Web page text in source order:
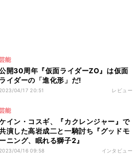
能
開30周年『仮面ライダーZO』は仮面
ライダーの「進化形」だ!
2023/04/17 20:51 レビュー
能
イン・コスギ、『カクレンジャー』で
演した高岩成二と一騎討ち『グッドモ
ーニング、眠れる獅子2』
2023/04/16 09:58 インタビュー